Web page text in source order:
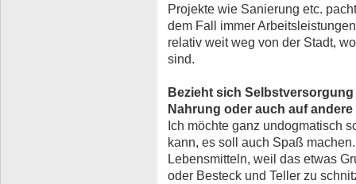
Projekte wie Sanierung etc.
dem Fall immer
relativ weit weg von der Stadt,
sind.
Bezieht sich
Nahrung oder auch auf
Ich möchte ganz undogmatisch
kann, es soll auch Spaß
Lebensmitteln, weil das etwas
oder Besteck und Teller zu